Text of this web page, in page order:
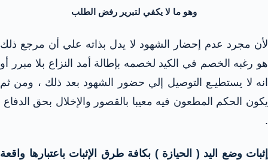
وهو ما لا يكفي لتبرير رفض الطلب
لأن مجرد عدم إحضار الشهود لا يدل بذاته علي أن مرجع ذلك
هو رغبه الخصم في الكيد لخصمه بإطالة أمد النزاع بلا مبرر أو
انه لا يستطيـع التوصيل إلي حضور الشهود بعد ذلك ، ومن ثم
يكون الحكم المطعون فيه معيبا بالقصور والإخلال بحق الدفاع
.
إثبات وضع اليد ( الحيازة ) بكافة طرق الإثبات باعتبارها واقعة